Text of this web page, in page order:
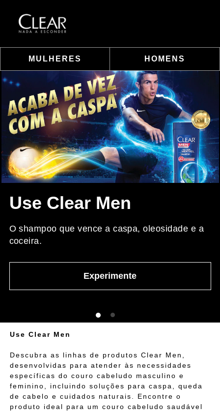
MULHERES HOMENS
Use Clear Men
O shampoo que vence a caspa, oleosidade e a
coceira.
Experimente
Use Clear Men
Descubra as linhas de produtos Clear Men,
desenvolvidas para atender às necessidades
específicas do couro cabeludo masculino e
feminino, incluindo soluções para caspa, queda
de cabelo e cuidados naturais. Encontre o
produto ideal para um couro cabeludo saudável